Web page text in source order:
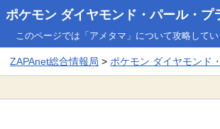
ポケモン ダイヤモンド・パール・プ
このページでは「アメタマ」について攻略してい
ZAPAnet総合情報局 >ポケモン ダイヤモンド